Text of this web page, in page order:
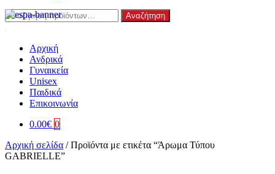
Αναζήτηση
για:
Αναζήτηση
Αρχική
Ανδρικά
Γυναικεία
Unisex
Παιδικά
Επικοινωνία
0.00€ 0
Αρχική σελίδα /Προϊόντα με ετικέτα “Άρωμα Τύπου
GABRIELLE”